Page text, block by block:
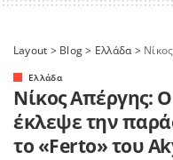
Layout > Blog> Ελλάδα> Νίκος
Ελλάδα
Νίκος Απέργης: Ο
έκλεψε την
το «Ferto» του